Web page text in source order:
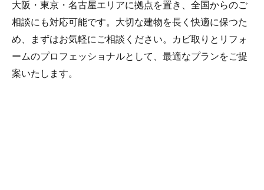
大阪・東京・名古屋エリアに拠点を置き、全国からのご
相談にも対応可能です。大切な建物を長く快適に保つた
め、まずはお気軽にご相談ください。カビ取りとリフォ
ームのプロフェッショナルとして、最適なプランをご提
案いたします。